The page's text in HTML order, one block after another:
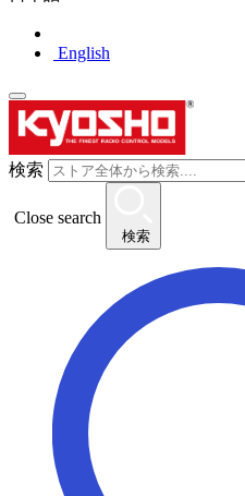
English
検索
Close search
検索